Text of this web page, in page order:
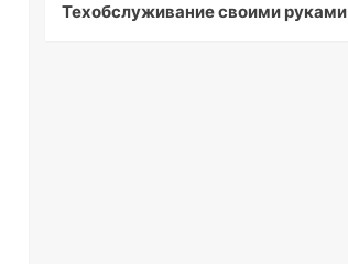
Техобслуживание своими руками